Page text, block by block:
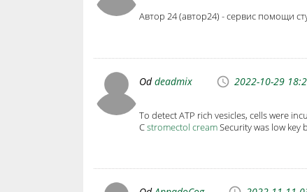
Автор 24 (автор24) - сервис помощи
Oddeadmix 2022-10-29
To detect ATP rich vesicles, cells were
Cstromectol creamSecurity was low key